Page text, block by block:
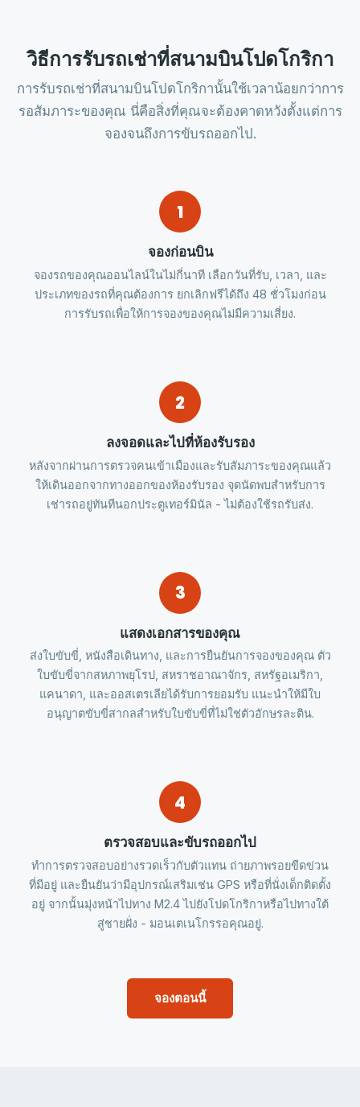
วิธีการรับรถเช่าที่สนามบินโปดโกริกา
การรับรถเช่าที่สนามบินโปดโกริกานั้นใช้เวลาน้อยกว่าการ
รอสัมภาระของคุณ นี่คือสิ่งที่คุณจะต้องคาดหวังตั้งแต่การ
จองจนถึงการขับรถออกไป.
1
จองก่อนบิน
จองรถของคุณออนไลน์ในไม่กี่นาที เลือกวันที่รับ, เวลา, และ
ประเภทของรถที่คุณต้องการ ยกเลิกฟรีได้ถึง 48 ชั่วโมงก่อน
การรับรถเพื่อให้การจองของคุณไม่มีความเสี่ยง.
2
ลงจอดและไปที่ห้องรับรอง
หลังจากผ่านการตรวจคนเข้าเมืองและรับสัมภาระของคุณแล้ว
ให้เดินออกจากทางออกของห้องรับรอง จุดนัดพบสำหรับการ
เช่ารถอยู่ทันทีนอกประตูเทอร์มินัล - ไม่ต้องใช้รถรับส่ง.
3
แสดงเอกสารของคุณ
ส่งใบขับขี่, หนังสือเดินทาง, และการยืนยันการจองของคุณ ตัว
ใบขับขี่จากสหภาพยุโรป, สหราชอาณาจักร, สหรัฐอเมริกา,
แคนาดา, และออสเตรเลียได้รับการยอมรับ แนะนำให้มีใบ
อนุญาตขับขี่สากลสำหรับใบขับขี่ที่ไม่ใช่ตัวอักษรละติน.
4
ตรวจสอบและขับรถออกไป
ทำการตรวจสอบอย่างรวดเร็วกับตัวแทน ถ่ายภาพรอยขีดข่วน
ที่มีอยู่ และยืนยันว่ามีอุปกรณ์เสริมเช่น GPS หรือที่นั่งเด็กติดตั้ง
อยู่ จากนั้นมุ่งหน้าไปทาง M2.4 ไปยังโปดโกริกาหรือไปทางใต้
สู่ชายฝั่ง - มอนเตเนโกรรอคุณอยู่.
จองตอนนี้